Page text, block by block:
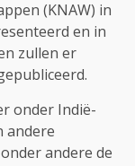
(KNAW) in
en in
zullen er
onder Indië-
andere
andere de